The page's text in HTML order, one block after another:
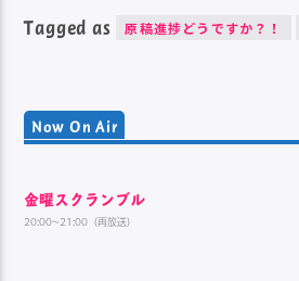
Tagged as 原稿進捗どうですか？！
Now On Air
金曜スクランブル
20:00~21:00（再放送）